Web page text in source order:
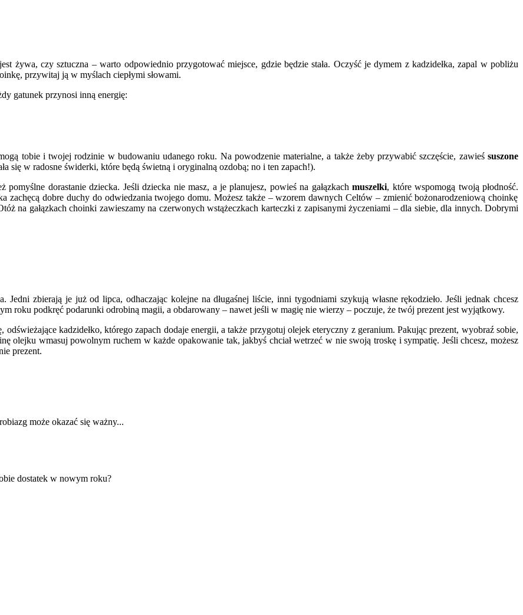
żywa, czy sztuczna – warto odpowiednio przygotować miejsce, gdzie będzie stała. Oczyść je dymem z kadzidełka, zapal w pobliżu
przywitaj ją w myślach ciepłymi słowami.
gatunek przynosi inną energię:
tobie i twojej rodzinie w budowaniu udanego roku. Na powodzenie materialne, a także żeby przywabić szczęście, zawieśsuszone
się w radosne świderki, które będą świetną i oryginalną ozdobą; no i ten zapach!).
dorastanie dziecka. Jeśli dziecka nie masz, a je planujesz, powieś na gałązkachmuszelki, które wspomogą twoją płodność.
zachęcą dobre duchy do odwiedzania twojego domu. Możesz także – wzorem dawnych Celtów – zmienić bożonarodzeniową choinkę
na gałązkach choinki zawieszamy na czerwonych wstążeczkach karteczki z zapisanymi życzeniami – dla siebie, dla innych. Dobrymi
zbierają je już od lipca, odhaczając kolejne na długaśnej liście, inni tygodniami szykują własne rękodzieło. Jeśli jednak chcesz
roku podkręć podarunki odrobiną magii, a obdarowany – nawet jeśli w magię nie wierzy – poczuje, że twój prezent jest wyjątkowy.
kadzidełko, którego zapach dodaje energii, a także przygotuj olejek eteryczny z geranium. Pakując prezent, wyobraź sobie,
olejku wmasuj powolnym ruchem w każde opakowanie tak, jakbyś chciał wetrzeć w nie swoją troskę i sympatię. Jeśli chcesz, możesz
prezent.
może okazać się ważny...
dostatek w nowym roku?